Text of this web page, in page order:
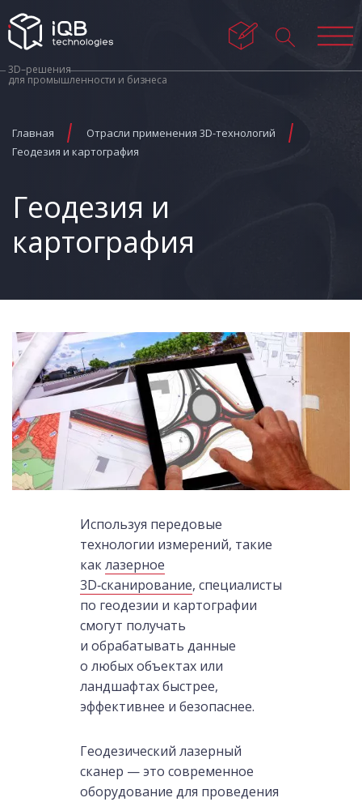
3D–решения
для промышленности и бизнеса
Главная
Отрасли применения 3D-технологий
Геодезия и картография
Геодезия и
картография
Используя передовые
технологии измерений, такие
каклазерное
3D‑сканирование, специалисты
по геодезии и картографии
смогут получать
и обрабатывать данные
о любых объектах или
ландшафтах быстрее,
эффективнее и безопаснее.
Геодезический лазерный
сканер — это современное
оборудование для проведения